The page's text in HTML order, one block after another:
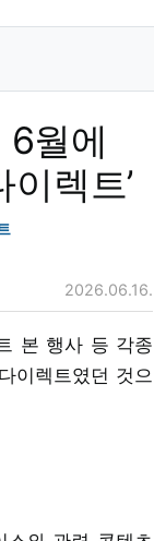
월에
렉트’
2026.06.16.
본 행사 등 각종
이렉트였던 것으